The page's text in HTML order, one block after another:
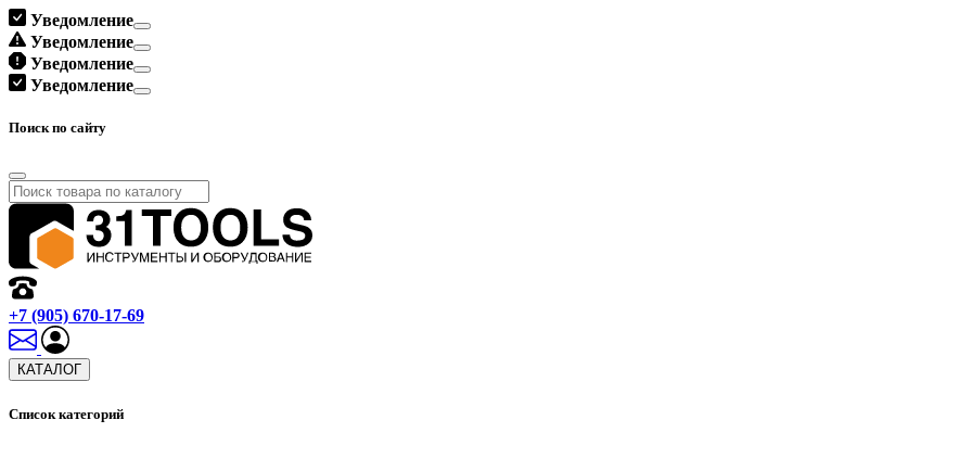
Уведомление
Уведомление
Уведомление
Уведомление
Поиск по сайту
+7 (905) 670-17-69
КАТАЛОГ
Список категорий